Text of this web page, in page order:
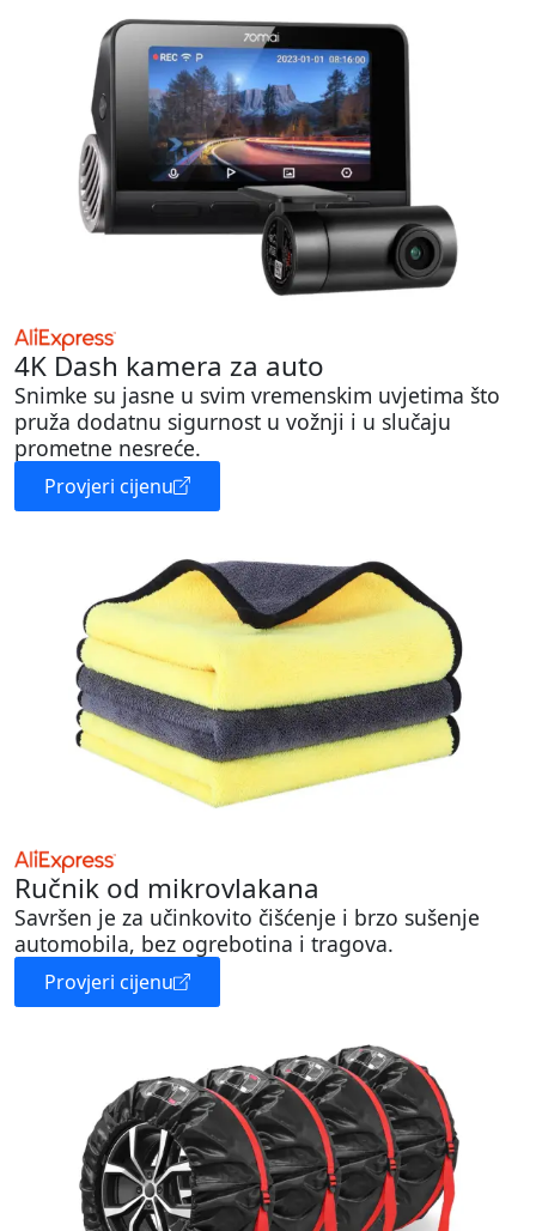
4K Dash kamera za auto
Snimke su jasne u svim vremenskim uvjetima što
pruža dodatnu sigurnost u vožnji i u slučaju
prometne nesreće.
Provjeri cijenu
Ručnik od mikrovlakana
Savršen je za učinkovito čišćenje i brzo sušenje
automobila, bez ogrebotina i tragova.
Provjeri cijenu